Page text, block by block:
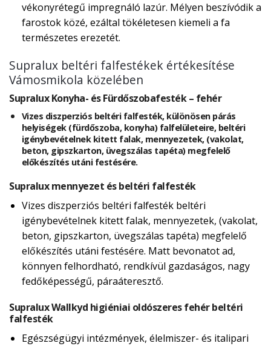
vékonyrétegű impregnáló lazúr. Mélyen beszívódik a
farostok közé, ezáltal tökéletesen kiemeli a fa
természetes erezetét.
Supralux beltéri falfestékek értékesítése
Vámosmikola közelében
Supralux Konyha- és Fürdőszobafesték – fehér
Vizes diszperziós beltéri falfesték, különösen párás
helyiségek (fürdőszoba, konyha) falfelületeire, beltéri
igénybevételnek kitett falak, mennyezetek, (vakolat,
beton, gipszkarton, üvegszálas tapéta) megfelelő
előkészítés utáni festésére.
Supralux mennyezet és beltéri falfesték
Vizes diszperziós beltéri falfesték beltéri
igénybevételnek kitett falak, mennyezetek, (vakolat,
beton, gipszkarton, üvegszálas tapéta) megfelelő
előkészítés utáni festésére. Matt bevonatot ad,
könnyen felhordható, rendkívül gazdaságos, nagy
fedőképességű, páraáteresztő.
Supralux Wallkyd higiéniai oldószeres fehér beltéri
falfesték
Egészségügyi intézmények, élelmiszer- és italipari